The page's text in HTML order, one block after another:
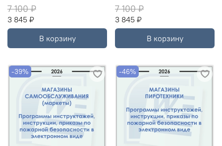
7 100 ₽
3 845 ₽
В корзину
7 100 ₽
3 845 ₽
В корзину
-39% -46%